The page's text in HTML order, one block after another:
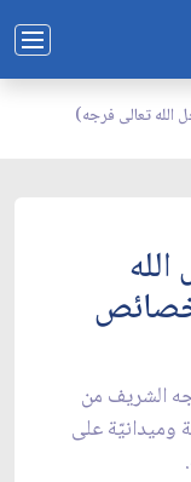
الله تعالى فرجه)
الشريف من
وميدانيّة على